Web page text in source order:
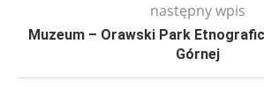
następny wpis
Muzeum – Orawski Park
Górnej